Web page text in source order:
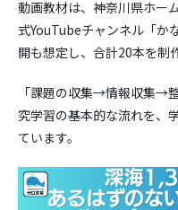
動画教材は、神奈川県ホー
式YouTubeチャンネル「か
開も想定し、合計20本を制
「課題の収集→情報収集→
究学習の基本的な流れを、
ています。